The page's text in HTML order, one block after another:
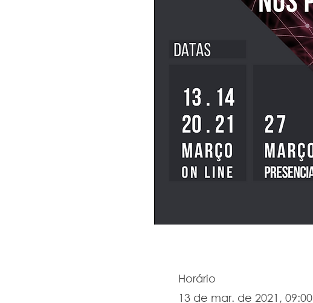
Horário
13 de mar. de 2021, 09:00